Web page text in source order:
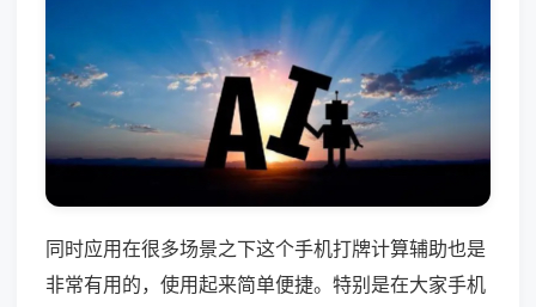
同时应用在很多场景之下这个手机打牌计算辅助也是
非常有用的，使用起来简单便捷。特别是在大家手机